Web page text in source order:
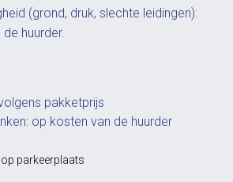
(grond, druk, slechte leidingen):
huurder.
pakketprijs
op kosten van de huurder
parkeerplaats